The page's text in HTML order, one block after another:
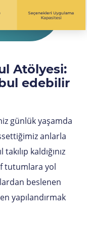
Atölyesi:
edebilir
günlük yaşamda
anlarla
kaldığınız
tutumlara yol
beslenen
yapılandırmak